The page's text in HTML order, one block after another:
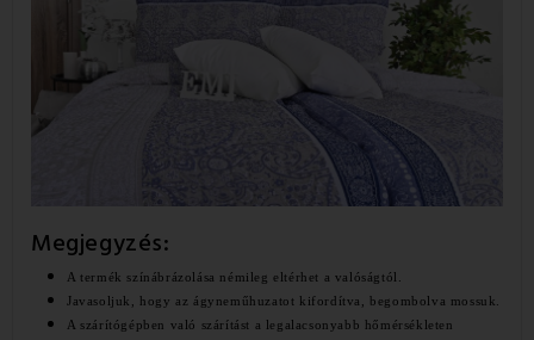
Megjegyzés:
A termék színábrázolása némileg eltérhet a valóságtól.
Javasoljuk, hogy az ágyneműhuzatot kifordítva, begombolva mossuk.
A szárítógépben való szárítást a legalacsonyabb hőmérsékleten